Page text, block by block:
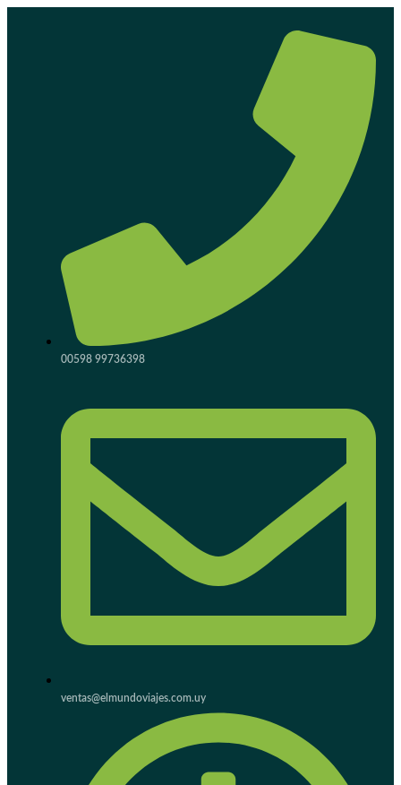
00598 99736398
ventas@elmundoviajes.com.uy